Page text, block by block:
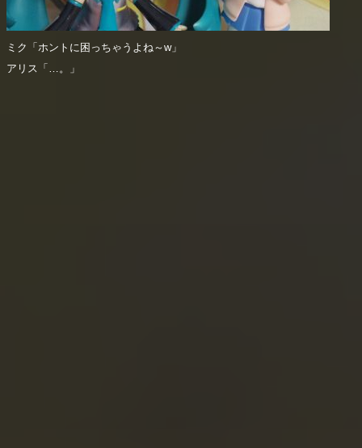
ミク「ホントに困っちゃうよね～w」
アリス「…。」